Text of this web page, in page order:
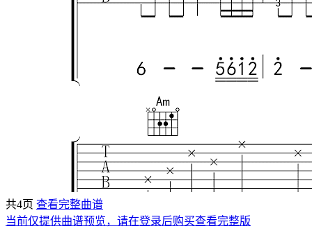
共4页 查看完整曲谱
当前仅提供曲谱预览，请在登录后购买查看完整版